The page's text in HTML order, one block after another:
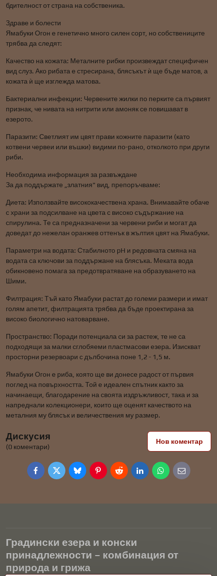
бдителност от страна на собственика.
Здраве и болести
Ямабуки Огон е генетично много силен сорт, но собствениците
трябва да следят:
Качество на кожата: Металните рибки произвеждат специфичен
вид слуз. Ако рибата е стресирана, блясъкът ѝ ще бъде матов, а
кожата ѝ ще изглежда матова.
Бактериални инфекции: Червените жилки по перките са първият
признак, че нивата на нитрити или амоняк се повишават в
езерото.
Паразити: Светлият им цвят прави кожните паразити (като
котвени червеи или въшки) видими по-рано, отколкото при други
риби.
Необходима информация за развъждане
За да поддържате „златния" вид, препоръчваме:
Диета: Използвайте висококачествена храна. Внимавайте обаче
с храни за подсилване на цвета с високо съдържание на
спирулина. Те са предназначени за червени риби и могат да
доведат до нежелан оранжев оттенък в жълтия цвят на Ямабуки.
Параметри на водата: Стабилното pH и редовната смяна на
водата са ключови за поддържане на блясъка. Меката вода
обикновено помага за предотвратяване на образуването на
Шими.
Филтрация: Тъй като Ямабуки растат до големи размери и имат
голям апетит, филтрацията трябва да бъде проектирана за
високо биологично натоварване.
Пространство: Поради потенциала си за растеж, те не са
подходящи за малки сглобяеми пластмасови езера. Изискват
просторни резервоари с дълбочина поне 1,2 - 1,5 м.
Ямабуки Огон е риба, която ще ви донесе радост от първия
поглед на повърхността. Той е идеален спътник както за
начинаещи, благодарение на своята издръжливост, така и за
напреднали колекционери, които ще оценят качеството на
металния му блясък и величествения му размер.
Дискусия
(0 коментари)
Нов коментар
FacebookTwitterBlueskyPinterestRedditLinkedInWhatsApp
E-
mail
Градински езера и конски
принадлежности – комбинация от
природа и грижа